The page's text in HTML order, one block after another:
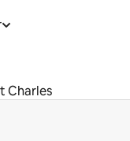
Charles